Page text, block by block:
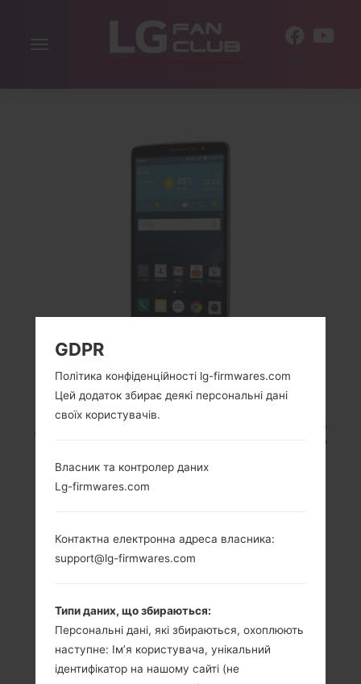
Включити
LG H634 (LGH634) З
СЕРІЇ LG G STYLO LTE
5.7 in (~73.2%
співвідношення
(~258 щільність
пікселів на дюйм)
1.2 GHz Cortex-
GDPR
Політика конфіденційності lg-firmwares.com
Цей додаток збирає деякі персональні дані
своїх користувачів.
Власник та контролер даних
Lg-firmwares.com
Контактна електронна адреса власника:
support@lg-firmwares.com
Типи даних, що збираються:
Персональні дані, які збираються, охоплюють
наступне: Ім’я користувача, унікальний
ідентифікатор на нашому сайті (не